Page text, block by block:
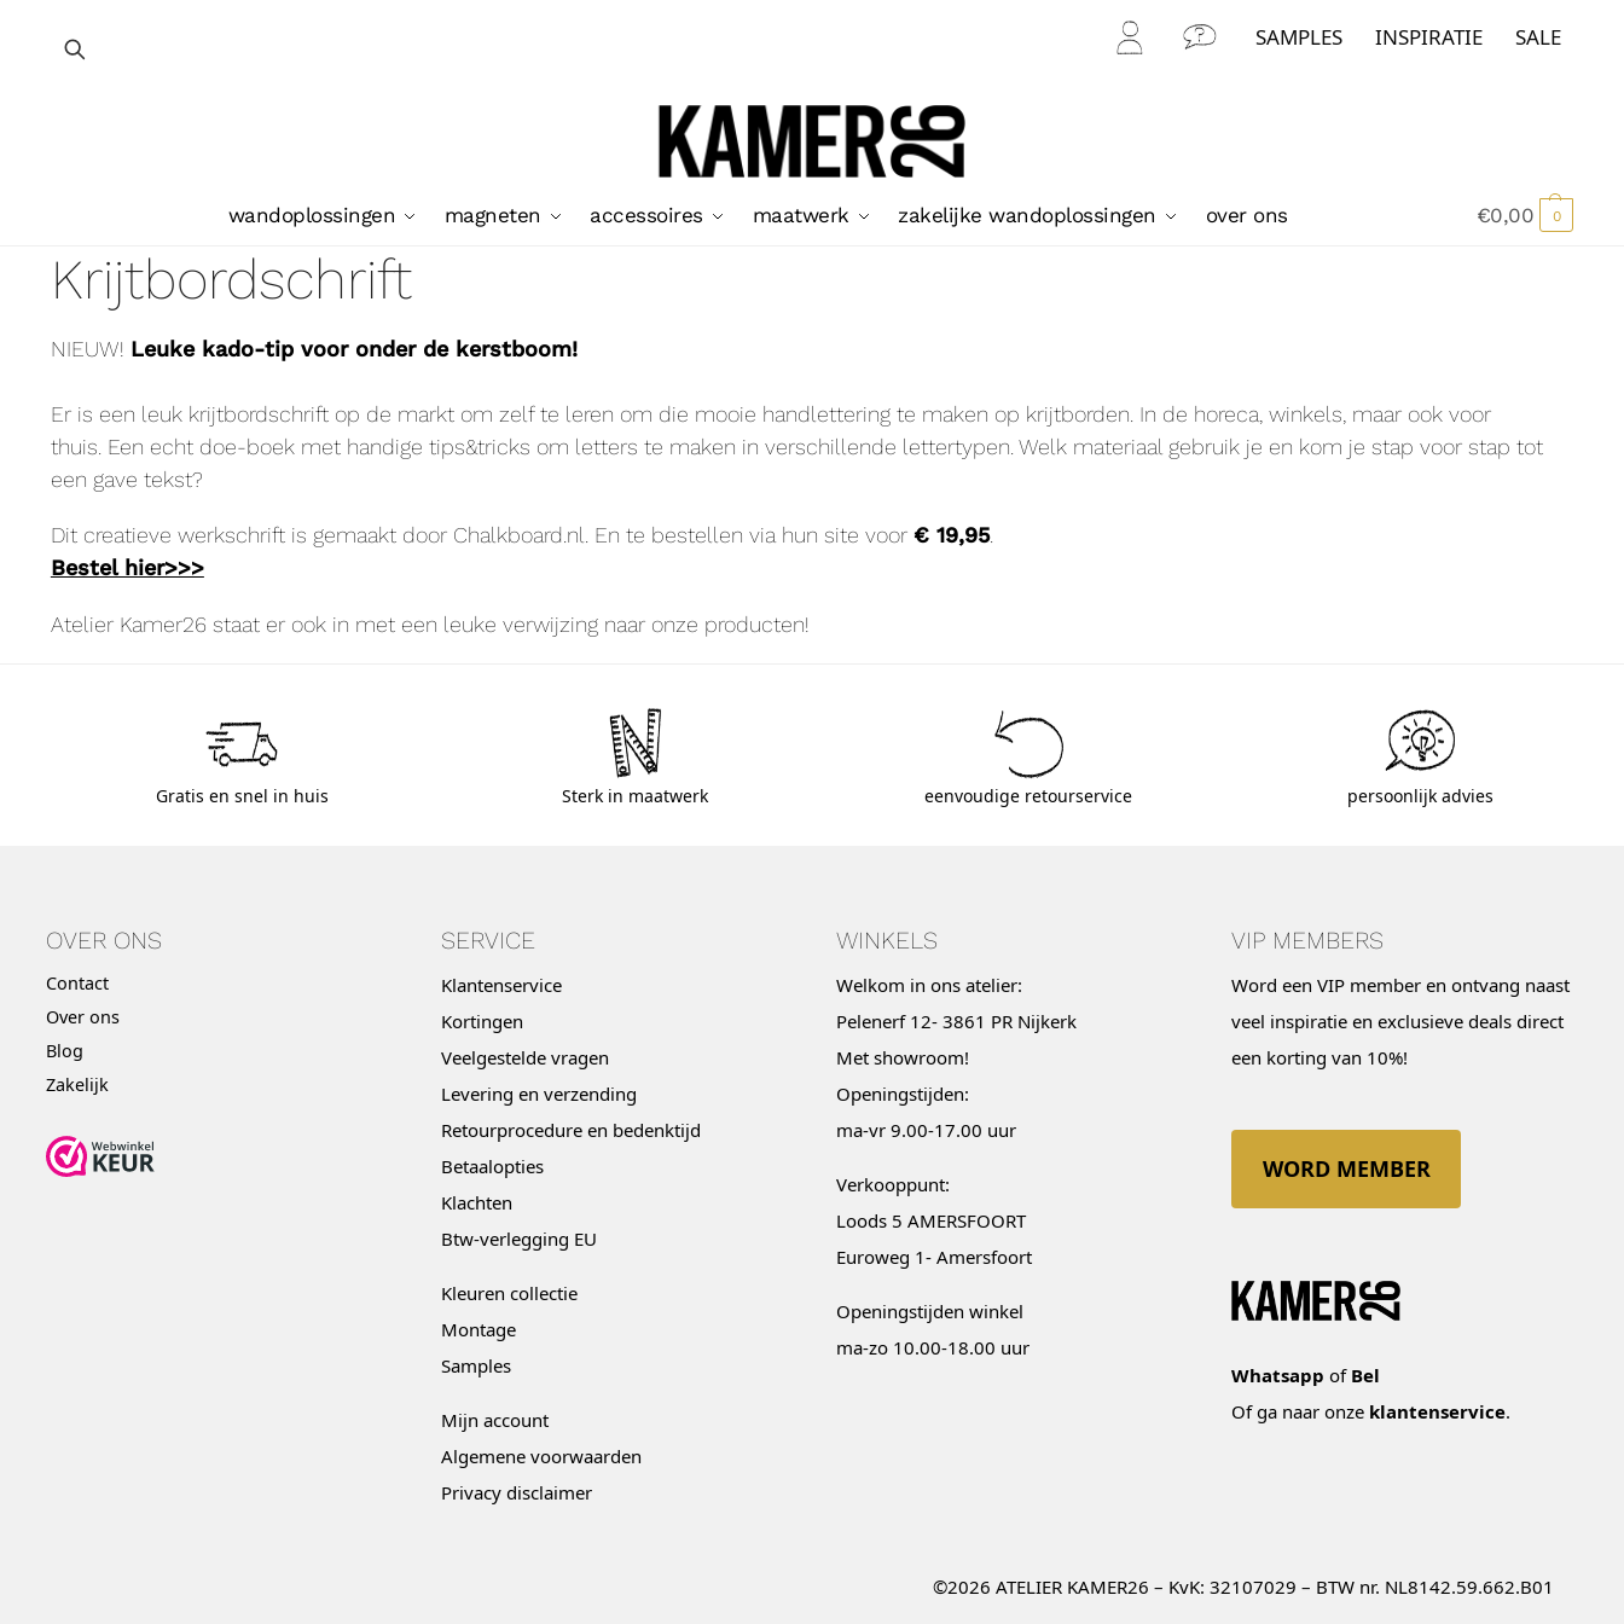
Mijn
Con
SAMPLES INSPIRATIE SALE
wandoplossingen magneten accessoires maatwerk zakelijke wandoplossingen over ons €0,00 0
Krijtbordschrift
NIEUW! Leuke kado-tip voor onder de kerstboom!
Er is een leuk krijtbordschrift op de markt om zelf te leren om die mooie handlettering te maken op krijtborden. In de horeca, winkels, maar ook voor
thuis. Een echt doe-boek met handige tips&tricks om letters te maken in verschillende lettertypen. Welk materiaal gebruik je en kom je stap voor stap tot
een gave tekst?
Dit creatieve werkschrift is gemaakt door Chalkboard.nl. En te bestellen via hun site voor € 19,95.
Bestel hier>>>
Atelier Kamer26 staat er ook in met een leuke verwijzing naar onze producten!
Gratis en snel in huis Sterk in maatwerk eenvoudige retourservice persoonlijk advies
OVER ONS
Contact
Over ons
Blog
Zakelijk
SERVICE
Klantenservice
Kortingen
Veelgestelde vragen
Levering en verzending
Retourprocedure en bedenktijd
Betaalopties
Klachten
Btw-verlegging EU
Kleuren collectie
Montage
Samples
Mijn account
Algemene voorwaarden
Privacy disclaimer
WINKELS
Welkom in ons atelier:
Pelenerf 12- 3861 PR Nijkerk
Met showroom!
Openingstijden:
ma-vr 9.00-17.00 uur
Verkooppunt:
Loods 5 AMERSFOORT
Euroweg 1- Amersfoort
Openingstijden winkel
ma-zo 10.00-18.00 uur
VIP MEMBERS
Word een VIP member en ontvang naast
veel inspiratie en exclusieve deals direct
een korting van 10%!
WORD MEMBER
Whatsapp of Bel
Of ga naar onze klantenservice.
©2026 ATELIER KAMER26 – KvK: 32107029 – BTW nr. NL8142.59.662.B01